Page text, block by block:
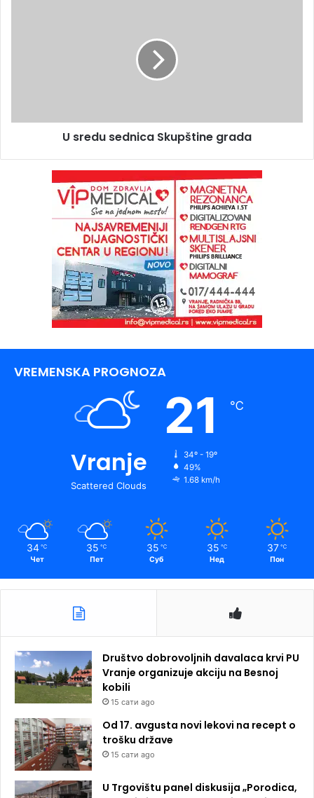
U sredu sednica Skupštine grada
VREMENSKA PROGNOZA
Vranje
Scattered Clouds
21 ℃
34º - 19º
49%
1.68 km/h
34 ℃
Чет
35 ℃
Пет
35 ℃
Суб
35 ℃
Нед
37 ℃
Пон
Društvo dobrovoljnih davalaca krvi PU
Vranje organizuje akciju na Besnoj
kobili
15 сати ago
Od 17. avgusta novi lekovi na recept o
trošku države
15 сати ago
U Trgovištu panel diskusija „Porodica,